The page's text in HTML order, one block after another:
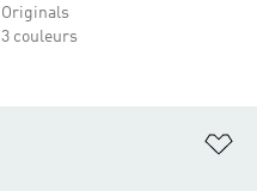
Originals
3 couleurs